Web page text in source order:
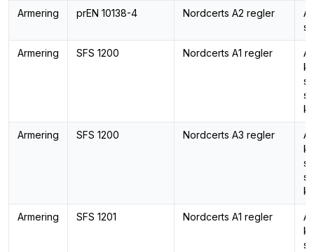
Armering prEN 10138-4 Nordcerts A2 regler
Armering SFS 1200 Nordcerts A1 regler
Armering SFS 1200 Nordcerts A3 regler
Armering SFS 1201 Nordcerts A1 regler